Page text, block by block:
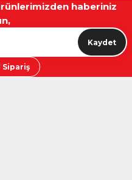
haberiniz
Kaydet
Sipariş